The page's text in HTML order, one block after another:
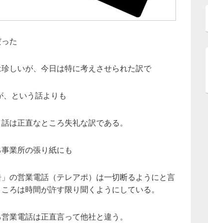
た
しいが、今日は特に考えさせられた訳で
という話よりも
は正直なところ失礼な訳である。
業所の張り紙にも
」の営業電話（テレアポ）は一切断るようにと言
ろは時間が許す限り聞くようにしている。
業電話は正直言って他社と違う。